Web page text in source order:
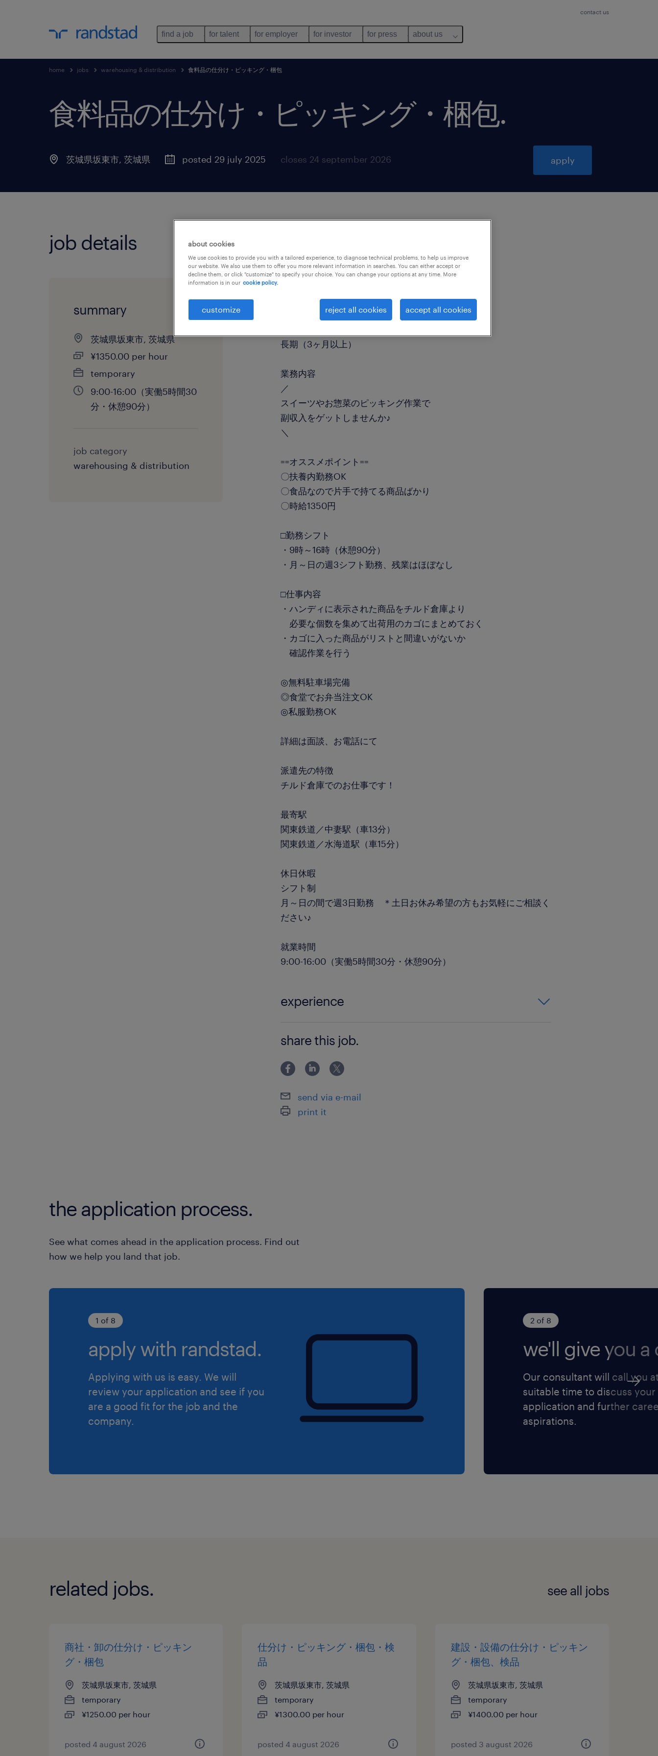
contact us
find a job for talent for employer for investor for press about us
home jobs warehousing & distribution 食料品の仕分け・ピッキング・梱包
食料品の仕分け・ピッキング・梱包.
茨城県坂東市, 茨城県 posted 29 july 2025 closes 24 september 2026 apply
job details
summary
茨城県坂東市, 茨城県
¥1350.00 per hour
temporary
9:00-16:00（実働5時間30
分・休憩90分）
job category
warehousing & distribution
仕分け・ピッキング・梱包
長期（3ヶ月以上）
業務内容
／
スイーツやお惣菜のピッキング作業で
副収入をゲットしませんか♪
＼
==オススメポイント==
〇扶養内勤務OK
〇食品なので片手で持てる商品ばかり
〇時給1350円
□勤務シフト
・9時～16時（休憩90分）
・月～日の週3シフト勤務、残業はほぼなし
□仕事内容
・ハンディに表示された商品をチルド倉庫より
必要な個数を集めて出荷用のカゴにまとめておく
・カゴに入った商品がリストと間違いがないか
確認作業を行う
◎無料駐車場完備
◎食堂でお弁当注文OK
◎私服勤務OK
詳細は面談、お電話にて
派遣先の特徴
チルド倉庫でのお仕事です！
最寄駅
関東鉄道／中妻駅（車13分）
関東鉄道／水海道駅（車15分）
休日休暇
シフト制
月～日の間で週3日勤務 ＊土日お休み希望の方もお気軽にご相談く
ださい♪
就業時間
9:00-16:00（実働5時間30分・休憩90分）
experience
share this job.
send via e-mail
print it
the application process.
See what comes ahead in the application process. Find out
how we help you land that job.
1 of 8
apply with randstad.
Applying with us is easy. We will
review your application and see if you
are a good fit for the job and the
company.
2 of 8
we'll give you a
Our consultant will call you
suitable time to discuss your
application and further
aspirations.
related jobs. see all jobs
商社・卸の仕分け・ピッキン
グ・梱包
茨城県坂東市, 茨城県
temporary
¥1250.00 per hour
posted 4 august 2026
仕分け・ピッキング・梱包・検
品
茨城県坂東市, 茨城県
temporary
¥1300.00 per hour
posted 4 august 2026
建設・設備の仕分け・ピッキン
グ・梱包、検品
茨城県坂東市, 茨城県
temporary
¥1400.00 per hour
posted 3 august 2026
about cookies
We use cookies to provide you with a tailored experience, to diagnose technical problems, to help us improve
our website. We also use them to offer you more relevant information in searches. You can either accept or
decline them, or click "customize" to specify your choice. You can change your options at any time. More
information is in our cookie policy.
customize reject all cookies accept all cookies